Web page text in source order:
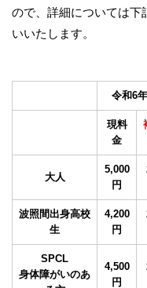
ので、詳細については下
いいたします。
令和6
現料
金
大人
5,000
円
波照間出身高校
生
4,200
円
SPCL
身体障がいのあ
4,500
円